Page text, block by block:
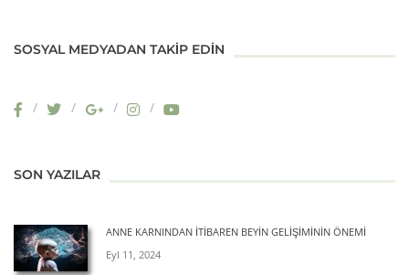
SOSYAL MEDYADAN TAKIP EDIN
SON YAZILAR
ANNE KARNINDAN İTIBAREN BEYIN GELIŞIMININ ÖNEMI
Eyl 11, 2024